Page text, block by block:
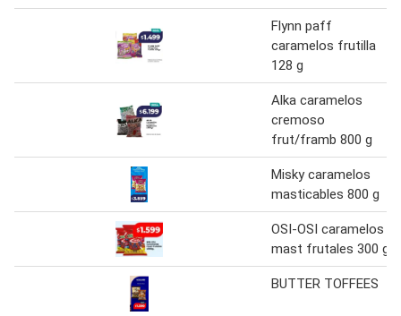
Flynn paff
caramelos frutilla
128 g
Alka caramelos
cremoso
frut/framb 800 g
Misky caramelos
masticables 800 g
OSI-OSI caramelos
mast frutales 300 g
BUTTER TOFFEES